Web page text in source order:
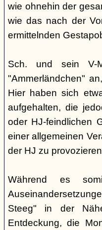
wie ohnehin der
wie das nach der
ermittelnden
Sch. und sein V-
"Ammerländchen"
Hier haben sich
aufgehalten, die
oder HJ-feindlichen
einer allgemeinen
der HJ zu
Während es
Steeg" in der
Entdeckung, die